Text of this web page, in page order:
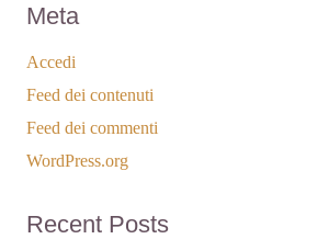
Meta
Accedi
Feed dei contenuti
Feed dei commenti
WordPress.org
Recent Posts